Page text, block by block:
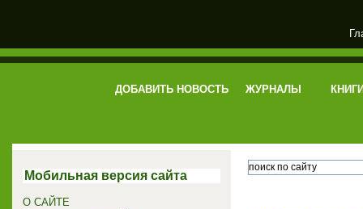
электронная библиотека
ДОБАВИТЬ НОВОСТЬ ЖУРНАЛЫ
Мобильная версия сайта
О САЙТЕ